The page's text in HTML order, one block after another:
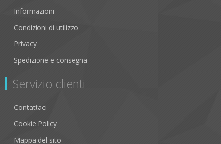
Informazioni
Condizioni di utilizzo
Privacy
Spedizione e consegna
Servizio clienti
Contattaci
Cookie Policy
Mappa del sito